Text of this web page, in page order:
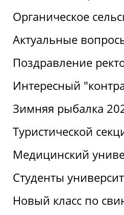
Органическое
Актуальные
Поздравление
Интересный
Зимняя рыбалка
Туристической
Медицинский
Студенты
Новый класс по